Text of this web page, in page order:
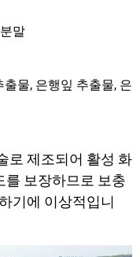
말
출물, 은행잎 추출물, 은
로 제조되어 활성 화
를 보장하므로 보충
기에 이상적입니